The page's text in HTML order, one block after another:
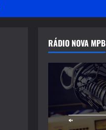
RÁDIO NOVA MPB